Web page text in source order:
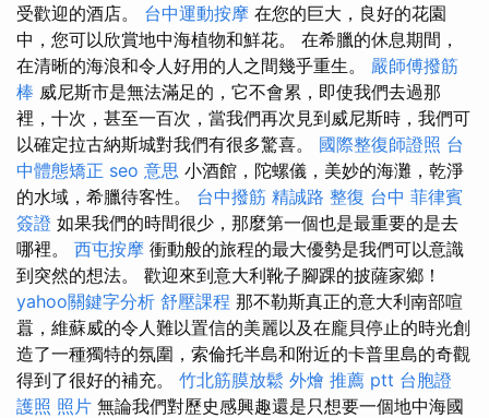
受歡迎的酒店。 台中運動按摩 在您的巨大，良好的花園
中，您可以欣賞地中海植物和鮮花。 在希臘的休息期間，
在清晰的海浪和令人好用的人之間幾乎重生。 嚴師傅撥筋
棒 威尼斯市是無法滿足的，它不會累，即使我們去過那
裡，十次，甚至一百次，當我們再次見到威尼斯時，我們可
以確定拉古納斯城對我們有很多驚喜。 國際整復師證照 台
中體態矯正 seo 意思 小酒館，陀螺儀，美妙的海灘，乾淨
的水域，希臘待客性。 台中撥筋 精誠路 整復 台中 菲律賓
簽證 如果我們的時間很少，那麼第一個也是最重要的是去
哪裡。 西屯按摩 衝動般的旅程的最大優勢是我們可以意識
到突然的想法。 歡迎來到意大利靴子腳踝的披薩家鄉！
yahoo關鍵字分析 舒壓課程 那不勒斯真正的意大利南部喧
囂，維蘇威的令人難以置信的美麗以及在龐貝停止的時光創
造了一種獨特的氛圍，索倫托半島和附近的卡普里島的奇觀
得到了很好的補充。 竹北筋膜放鬆 外燴 推薦 ptt 台胞證
護照 照片 無論我們對歷史感興趣還是只想要一個地中海國